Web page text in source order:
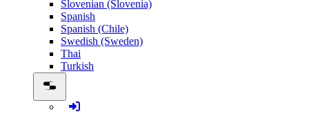
Slovenian (Slovenia)
Spanish
Spanish (Chile)
Swedish (Sweden)
Thai
Turkish